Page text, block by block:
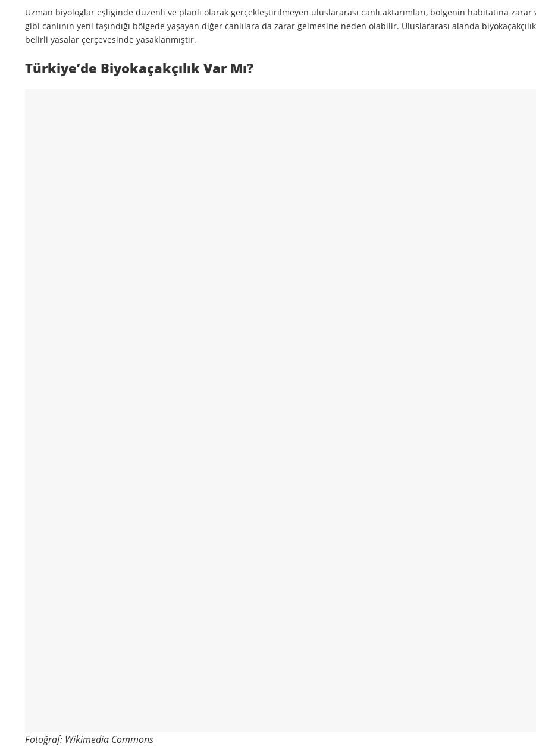
Uzman biyologlar eşliğinde düzenli ve planlı olarak gerçekleştirilmeyen uluslararası canlı aktarımları, bölgenin habitatına
gibi canlının yeni taşındığı bölgede yaşayan diğer canlılara da zarar gelmesine neden olabilir. Uluslararası alanda
belirli yasalar çerçevesinde yasaklanmıştır.
Türkiye’de Biyokaçakçılık Var Mı?
Fotoğraf: Wikimedia Commons